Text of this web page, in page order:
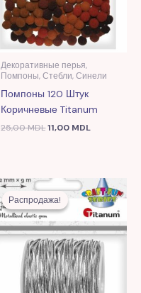
Декоративные перья,
Помпоны, Стебли, Синели
Помпоны 120 Штук
Коричневые Titanum
25,00MDL11,00 MDL
Распродажа!
Распродажа!
Первоначальная
цена
составляла
52,00 MDL.
Текущая
цена:
20,00